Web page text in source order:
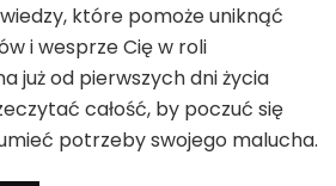
które pomoże uniknąć
i wesprze Cię w roli
już od pierwszych dni życia
całość, by poczuć się
potrzeby swojego malucha.